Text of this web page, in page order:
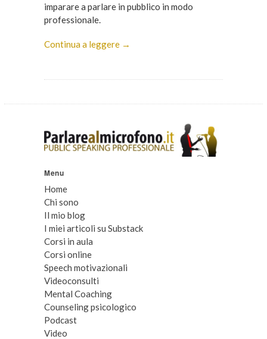
imparare a parlare in pubblico in modo
professionale.
Continua a leggere →
Menu
Home
Chi sono
Il mio blog
I miei articoli su Substack
Corsi in aula
Corsi online
Speech motivazionali
Videoconsulti
Mental Coaching
Counseling psicologico
Podcast
Video